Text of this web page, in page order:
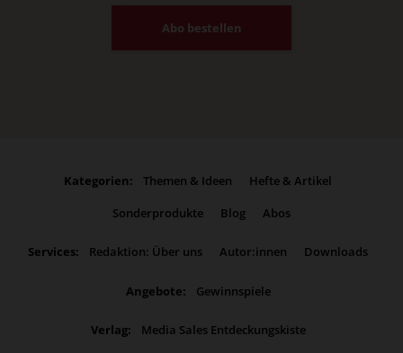
Abo bestellen
Kategorien: Themen & Ideen
Hefte & Artikel
Sonderprodukte
Blog Abos
Services: Redaktion: Über uns Autor:innen Downloads
Angebote: Gewinnspiele
Verlag:
Media Sales Entdeckungskiste